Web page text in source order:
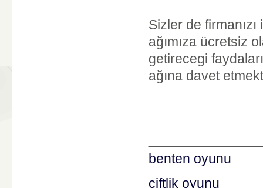
Sizler de firmanızı
ağımıza ücretsiz
getirecegi
ağına davet
benten oyunu
çiftlik oyunu